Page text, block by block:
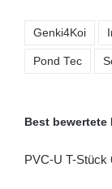
Genki4Koi
Pond Tec
Best bewertete
PVC-U T-Stück